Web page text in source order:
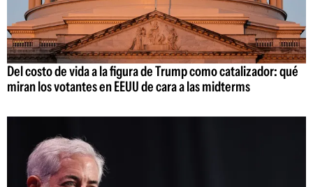
Del costo de vida a la figura de Trump como catalizador: qué
miran los votantes en EEUU de cara a las midterms